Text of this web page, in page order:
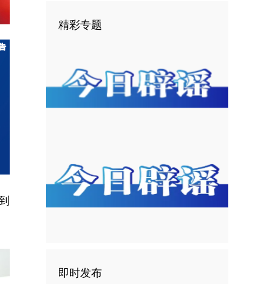
精彩专题
即时发布